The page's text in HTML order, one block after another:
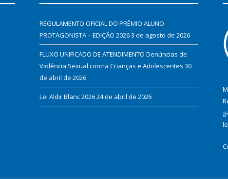
REGULAMENTO OFICIAL DO PRÊMIO ALUNO
PROTAGONISTA – EDIÇÃO 20263 de agosto de 2026
FLUXO UNIFICADO DE ATENDIMENTO Denúncias de
Violência Sexual contra Crianças e Adolescentes 30
de abril de 2026
Lei Aldir Blanc 202624 de abril de 2026